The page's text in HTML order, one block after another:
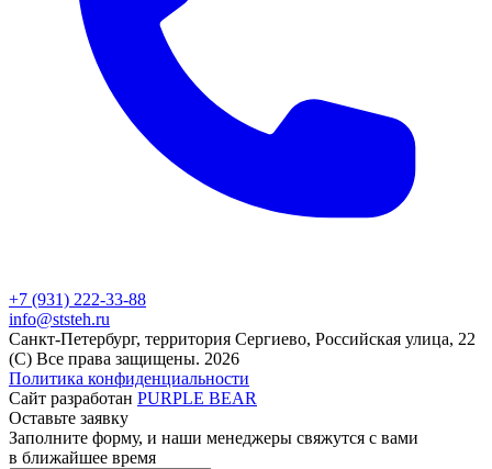
+7 (931) 222-33-88
info@ststeh.ru
Санкт-Петербург, территория Сергиево, Российская улица, 22
(C) Все права защищены. 2026
Политика конфиденциальности
Сайт разработан PURPLE BEAR
Оставьте заявку
Заполните форму, и наши менеджеры свяжутся с вами
в ближайшее время